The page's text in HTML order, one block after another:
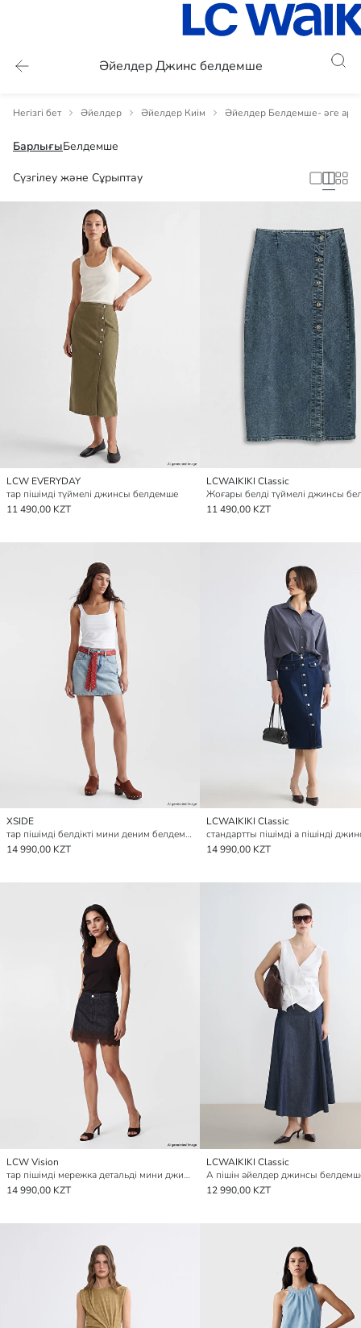
Әйелдер Джинс белдемше
Негізгі бет Әйелдер Әйелдер Киім Әйелдер Белдемше- әге
БарлығыБелдемше
Сүзгілеу және Сұрыптау
LCW EVERYDAY
тар пішімді түймелі джинсы белдемше
11 490,00 KZT
LCWAIKIKI Classic
Жоғары белді түймелі джинсы
11 490,00 KZT
XSIDE
тар пішімді белдікті мини деним белдемше
14 990,00 KZT
LCWAIKIKI Classic
14 990,00 KZT
LCW Vision
тар пішімді мережка детальді мини джинсы белдемше
14 990,00 KZT
LCWAIKIKI Classic
А пішін әйелдер джинсы
12 990,00 KZT